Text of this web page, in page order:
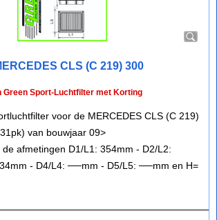
CLS (C 219) 300
Green Sport-Luchtfilter met Korting
voor de MERCEDES CLS (C 219)
van bouwjaar 09>
afmetingen D1/L1: 354mm - D2/L2:
- D4/L4: ──mm - D5/L5: ──mm en H=